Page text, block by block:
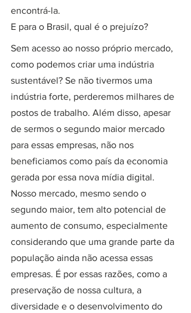
encontrá-la.
E para o Brasil, qual é o prejuízo?
Sem acesso ao nosso próprio mercado,
como podemos criar uma indústria
sustentável? Se não tivermos uma
indústria forte, perderemos milhares de
postos de trabalho. Além disso, apesar
de sermos o segundo maior mercado
para essas empresas, não nos
beneficiamos como país da economia
gerada por essa nova mídia digital.
Nosso mercado, mesmo sendo o
segundo maior, tem alto potencial de
aumento de consumo, especialmente
considerando que uma grande parte da
população ainda não acessa essas
empresas. É por essas razões, como a
preservação de nossa cultura, a
diversidade e o desenvolvimento do